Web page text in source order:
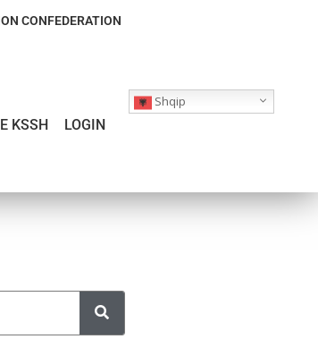
CONFEDERATION
KSSH LOGIN
Shqip